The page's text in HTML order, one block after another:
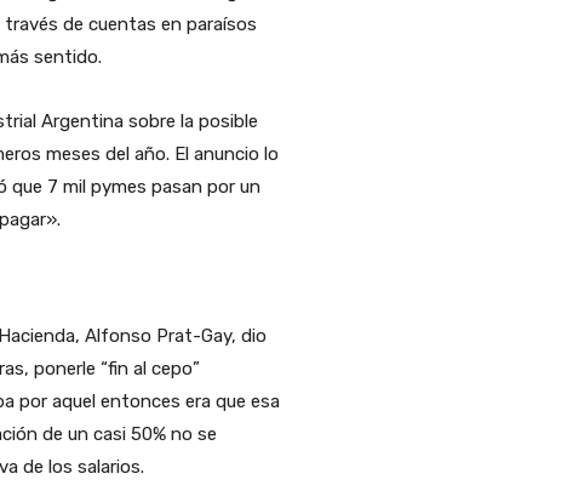
de cuentas en paraísos
sentido.
Argentina sobre la posible
meses del año. El anuncio lo
que 7 mil pymes pasan por un
Alfonso Prat-Gay, dio
ponerle “fin al cepo”
por aquel entonces era que esa
de un casi 50% no se
de los salarios.